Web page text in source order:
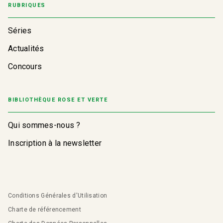
RUBRIQUES
Séries
Actualités
Concours
BIBLIOTHÈQUE ROSE ET VERTE
Qui sommes-nous ?
Inscription à la newsletter
Conditions Générales d'Utilisation
Charte de référencement